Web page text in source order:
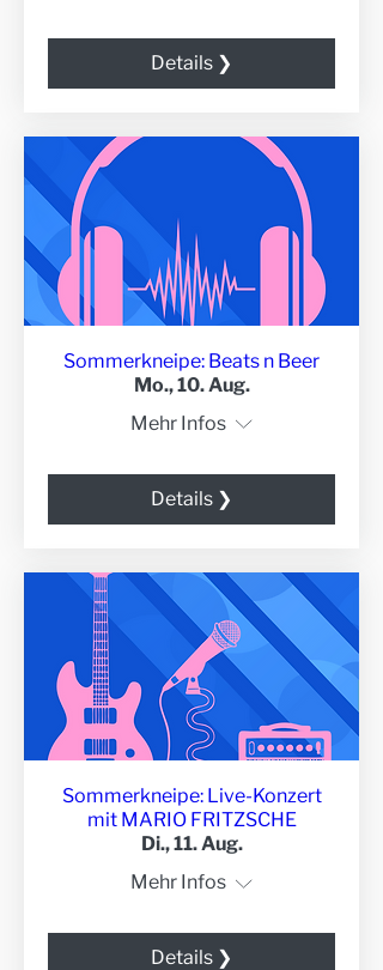
Details ❯
Sommerkneipe: Beats n Beer
Mo., 10. Aug.
Mehr Infos
Details ❯
Sommerkneipe: Live-Konzert
mit MARIO FRITZSCHE
Di., 11. Aug.
Mehr Infos
Details ❯